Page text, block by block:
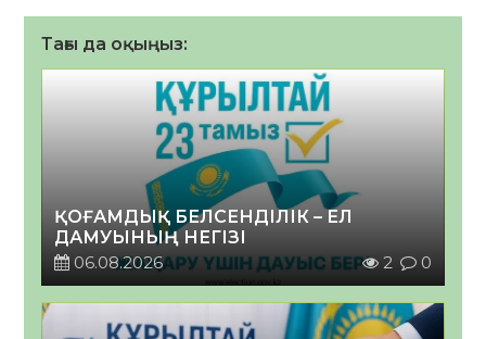
Тағы да оқыңыз:
ҚОҒАМДЫҚ БЕЛСЕНДІЛІК – ЕЛ
ДАМУЫНЫҢ НЕГІЗІ
06.08.2026
2 0